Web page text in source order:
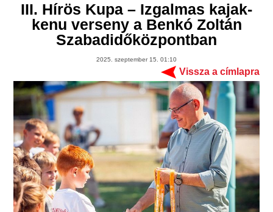
III. Hírös Kupa – Izgalmas kajak-
kenu verseny a Benkó Zoltán
Szabadidőközpontban
2025. szeptember 15. 01:10
Vissza a címlapra